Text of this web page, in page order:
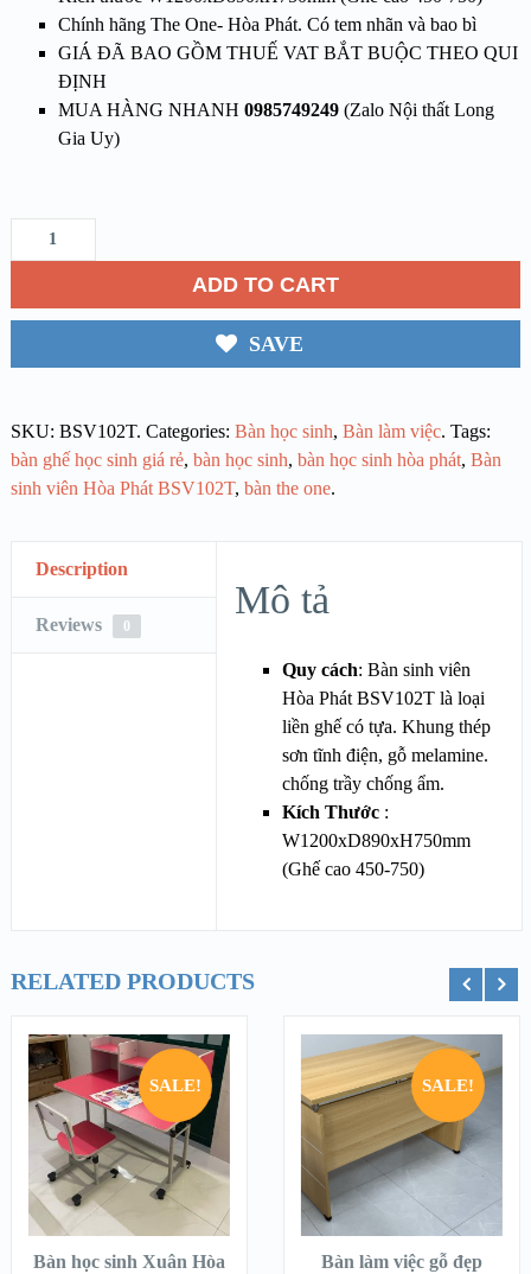
Chính hãng The One- Hòa Phát. Có tem nhãn và bao bì
GIÁ ĐÃ BAO GỒM THUẾ VAT BẮT BUỘC THEO QUI
ĐỊNH
MUA HÀNG NHANH 0985749249(Zalo Nội thất Long
Gia Uy)
ADD TO CART
SAVE
SKU: BSV102T. Categories: Bàn học sinh, Bàn làm việc. Tags:
bàn ghế học sinh giá rẻ, bàn học sinh, bàn học sinh hòa phát, Bàn
sinh viên Hòa Phát BSV102T, bàn the one.
Description
Reviews 0
Mô tả
Quy cách: Bàn sinh viên
Hòa Phát BSV102T là loại
liền ghế có tựa. Khung thép
sơn tĩnh điện, gỗ melamine.
chống trầy chống ẩm.
Kích Thước :
W1200xD890xH750mm
(Ghế cao 450-750)
RELATED PRODUCTS
SALE!
Bàn học sinh Xuân Hòa
SALE!
hàng
Bàn làm việc gỗ đẹp
Thêm vào giỏ hàng Thêm vào